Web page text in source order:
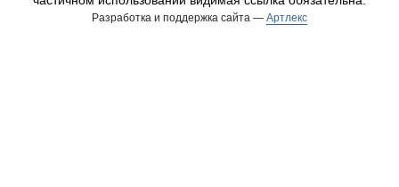
Разработка и поддержка сайта — Артлекс